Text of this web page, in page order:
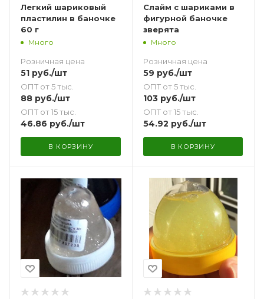
Легкий шариковый
пластилин в баночке
60 г
Много
Розничная цена
51 руб./шт
ОПТ от 5 тыс.
88 руб./шт
ОПТ от 15 тыс.
46.86 руб./шт
В КОРЗИНУ
Слайм с шариками в
фигурной баночке
зверята
Много
Розничная цена
59 руб./шт
ОПТ от 5 тыс.
103руб./шт
ОПТ от 15 тыс.
54.92 руб./шт
В КОРЗИНУ